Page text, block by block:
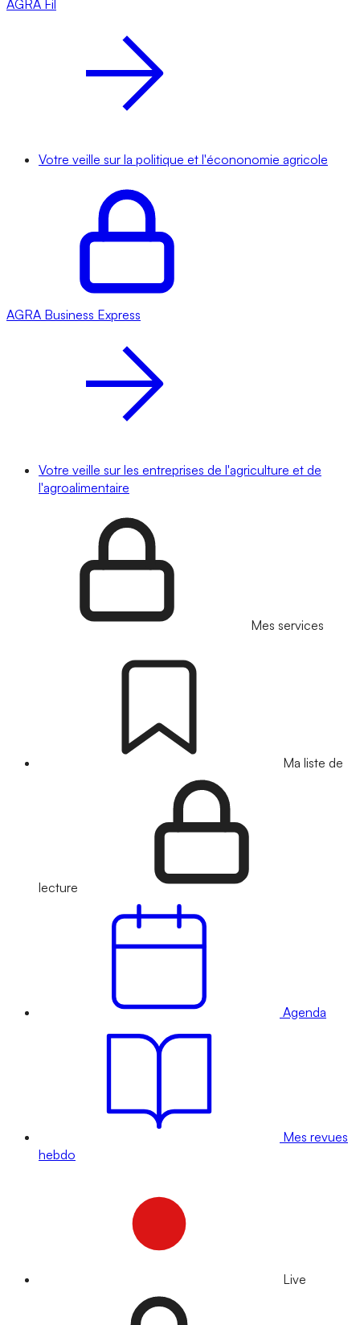
AGRA Fil
Votre veille sur la politique et l'écononomie agricole
AGRA Business Express
Votre veille sur les entreprises de l'agriculture et de
l'agroalimentaire
Mes services
Ma liste de
lecture
Agenda
Mes revues
hebdo
Live